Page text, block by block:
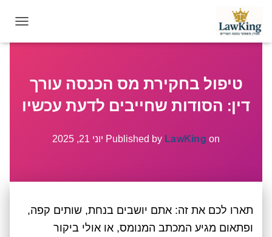
O
T
טיפול בחקירת מס הכנסה עורך
דין: הסודות שחייבים לדעת עכשיו
Published by LawKing on יוני 21, 2025
תארו לכם את זה: אתם יושבים בנחת, שותים קפה,
ופתאום מגיע המכתב המנומס, או אולי ביקור